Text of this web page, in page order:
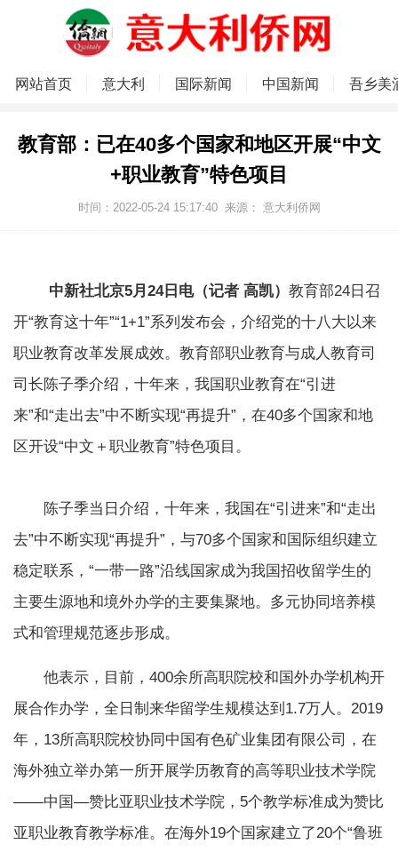
网站首页 意大利 国际新闻 中国新闻 吾乡美
教育部：已在40多个国家和地区开展“中文
+职业教育”特色项目
时间：2022-05-24 15:17:40 来源： 意大利侨网
中新社北京5月24日电（记者 高凯） 教育部24日召
开“教育这十年”“1+1”系列发布会，介绍党的十八大以来
职业教育改革发展成效。教育部职业教育与成人教育司
司长陈子季介绍，十年来，我国职业教育在“引进
来”和“走出去”中不断实现“再提升”，在40多个国家和地
区开设“中文＋职业教育”特色项目。
陈子季当日介绍，十年来，我国在“引进来”和“走出
去”中不断实现“再提升”，与70多个国家和国际组织建立
稳定联系，“一带一路”沿线国家成为我国招收留学生的
主要生源地和境外办学的主要集聚地。多元协同培养模
式和管理规范逐步形成。
他表示，目前，400余所高职院校和国外办学机构开
展合作办学，全日制来华留学生规模达到1.7万人。2019
年，13所高职院校协同中国有色矿业集团有限公司，在
海外独立举办第一所开展学历教育的高等职业技术学院
——中国—赞比亚职业技术学院，5个教学标准成为赞比
亚职业教育教学标准。在海外19个国家建立了20个“鲁班